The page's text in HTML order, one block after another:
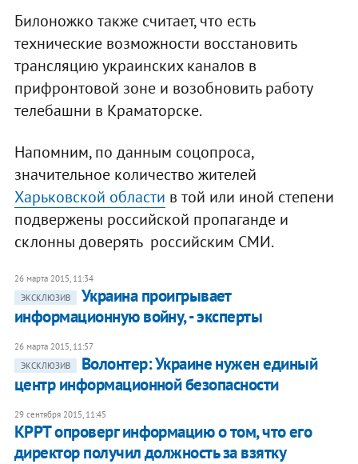
Билоножко также считает, что есть
технические возможности восстановить
трансляцию украинских каналов в
прифронтовой зоне и возобновить работу
телебашни в Краматорске.
Напомним, по данным соцопроса,
значительное количество жителей
Харьковской области в той или иной степени
подвержены российской пропаганде и
склонны доверять российским СМИ.
26 марта 2015, 11:34
ЭКСКЛЮЗИВ
Украина проигрывает
информационную войну, - эксперты
26 марта 2015, 11:57
ЭКСКЛЮЗИВ
Волонтер: Украине нужен единый
центр информационной безопасности
29 сентября 2015, 11:45
КРРТ опроверг информацию о том, что его
директор получил должность за взятку